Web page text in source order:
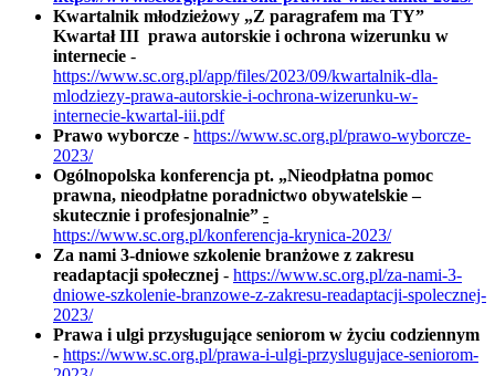
Kwartalnik młodzieżowy „Z paragrafem ma TY”
Kwartał III prawa autorskie i ochrona wizerunku w
internecie -
https://www.sc.org.pl/app/files/2023/09/kwartalnik-dla-
mlodziezy-prawa-autorskie-i-ochrona-wizerunku-w-
internecie-kwartal-iii.pdf
Prawo wyborcze - https://www.sc.org.pl/prawo-wyborcze-
2023/
Ogólnopolska konferencja pt. „Nieodpłatna pomoc
prawna, nieodpłatne poradnictwo obywatelskie –
skutecznie i profesjonalnie” -
https://www.sc.org.pl/konferencja-krynica-2023/
Za nami 3-dniowe szkolenie branżowe z zakresu
readaptacji społecznej - https://www.sc.org.pl/za-nami-3-
dniowe-szkolenie-branzowe-z-zakresu-readaptacji-spolecznej-
2023/
Prawa i ulgi przysługujące seniorom w życiu codziennym
- https://www.sc.org.pl/prawa-i-ulgi-przyslugujace-seniorom-